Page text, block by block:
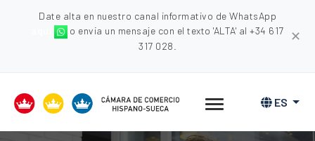
Date alta en nuestro canal informativo de WhatsApp
o envia un mensaje con el texto 'ALTA' al +34 617
317 028.
✕
ES